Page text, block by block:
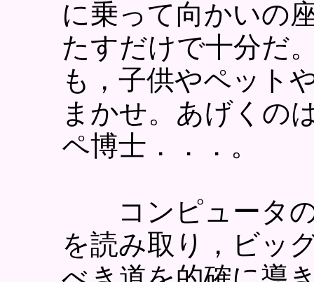
に乗って向かいの
たすだけで十分だ
も，子供やペット
まかせ。あげくの
ペ博士．．．。
コンピュータの
を読み取り，ビッ